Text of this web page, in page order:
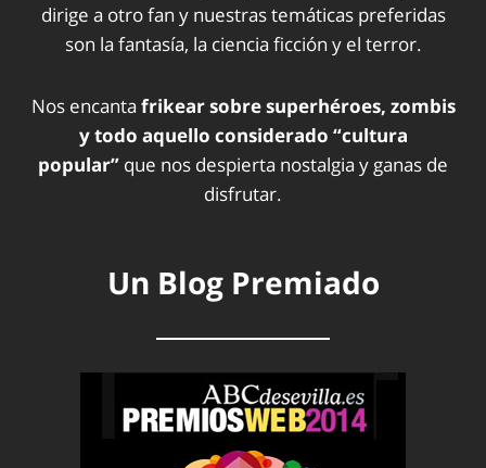
dirige a otro fan y nuestras temáticas preferidas
son la fantasía, la ciencia ficción y el terror.
Nos encanta frikear sobre superhéroes, zombis
y todo aquello considerado “cultura
popular” que nos despierta nostalgia y ganas de
disfrutar.
Un Blog Premiado